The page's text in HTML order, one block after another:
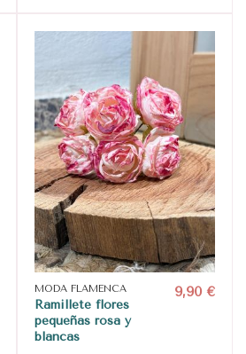
MODA FLAMENCA
Ramillete flores
pequeñas rosa y
blancas
9,90 €